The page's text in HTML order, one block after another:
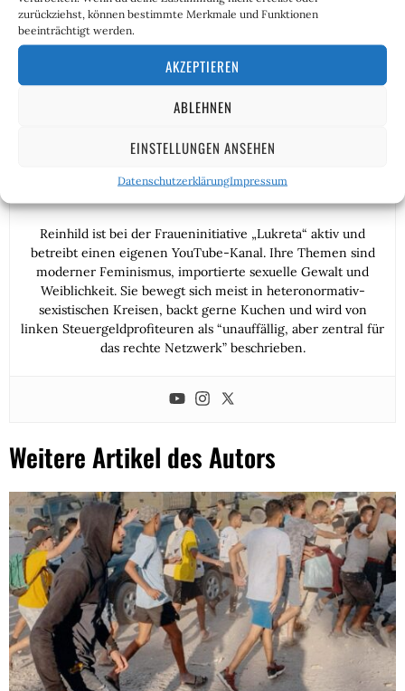
zurückziehst, können bestimmte Merkmale und Funktionen
beeinträchtigt werden.
AKZEPTIEREN
ABLEHNEN
EINSTELLUNGEN ANSEHEN
DatenschutzerklärungImpressum
diese Vorgänge kritisieren.
Reinhild Boßdorf
Reinhild ist bei der Fraueninitiative „Lukreta“ aktiv und
betreibt einen eigenen YouTube-Kanal. Ihre Themen sind
moderner Feminismus, importierte sexuelle Gewalt und
Weiblichkeit. Sie bewegt sich meist in heteronormativ-
sexistischen Kreisen, backt gerne Kuchen und wird von
linken Steuergeldprofiteuren als “unauffällig, aber zentral für
das rechte Netzwerk” beschrieben.
Weitere Artikel des Autors